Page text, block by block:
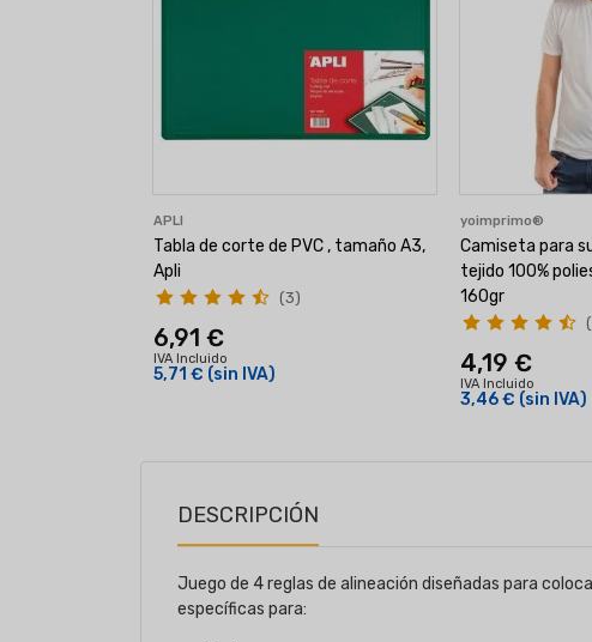
APLI
Tabla de corte de PVC , tamaño A3,
Apli
6,91 €
IVA Incluido
5,71 € (sin IVA)
(3)
yoimprimo®
Camiseta para
tejido 100%
160gr
4,19 €
IVA Incluido
3,46 € (sin IVA)
DESCRIPCIÓN
Juego de 4 reglas de alineación diseñadas para
específicas para: